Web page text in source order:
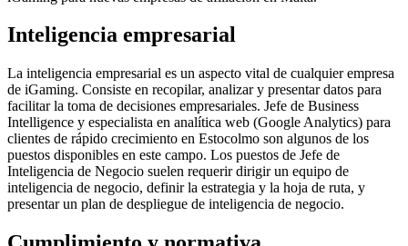
Inteligencia empresarial
La inteligencia empresarial es un aspecto vital de cualquier empresa
de iGaming. Consiste en recopilar, analizar y presentar datos para
facilitar la toma de decisiones empresariales. Jefe de Business
Intelligence y especialista en analítica web (Google Analytics) para
clientes de rápido crecimiento en Estocolmo son algunos de los
puestos disponibles en este campo. Los puestos de Jefe de
Inteligencia de Negocio suelen requerir dirigir un equipo de
inteligencia de negocio, definir la estrategia y la hoja de ruta, y
presentar un plan de despliegue de inteligencia de negocio.